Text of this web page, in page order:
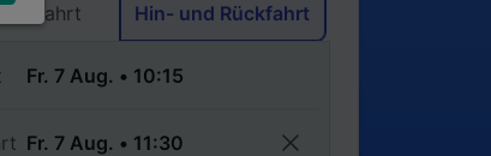
Fahrt Hin- und Rückfahrt